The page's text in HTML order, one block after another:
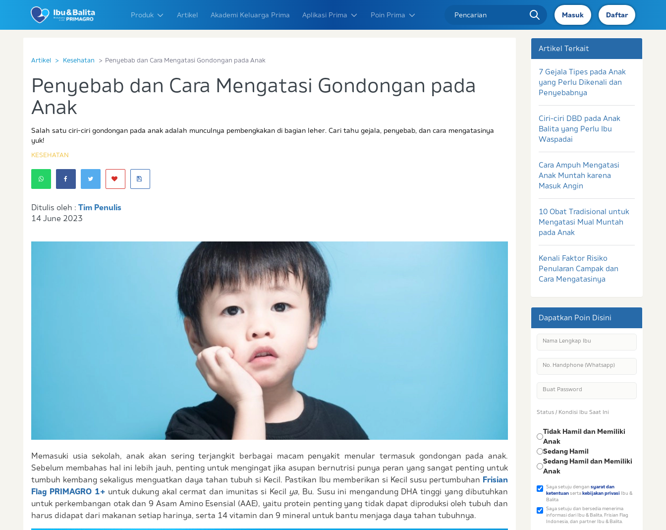
Produk Artikel Akademi Keluarga Prima Aplikasi Prima Poin Prima Masuk Daftar
Artikel Kesehatan Penyebab dan Cara Mengatasi Gondongan pada Anak
Penyebab dan Cara Mengatasi Gondongan pada
Anak
Salah satu ciri-ciri gondongan pada anak adalah munculnya pembengkakan di bagian leher. Cari tahu gejala, penyebab, dan cara mengatasinya
yuk!
KESEHATAN
Ditulis oleh : Tim Penulis
14 June 2023
Memasuki usia sekolah, anak akan sering terjangkit berbagai macam penyakit menular termasuk gondongan pada anak.
Sebelum membahas hal ini lebih jauh, penting untuk mengingat jika asupan bernutrisi punya peran yang sangat penting untuk
tumbuh kembang sekaligus menguatkan daya tahan tubuh si Kecil. Pastikan Ibu memberikan si Kecil susu pertumbuhan Frisian
Flag PRIMAGRO 1+ untuk dukung akal cermat dan imunitas si Kecil ya, Bu. Susu ini mengandung DHA tinggi yang dibutuhkan
untuk perkembangan otak dan 9 Asam Amino Esensial (AAE), yaitu protein penting yang tidak dapat diproduksi oleh tubuh dan
harus didapat dari makanan setiap harinya, serta 14 vitamin dan 9 mineral untuk bantu menjaga daya tahan tubuhnya.
Artikel Terkait
7 Gejala Tipes pada Anak
yang Perlu Dikenali dan
Penyebabnya
Ciri-ciri DBD pada Anak
Balita yang Perlu Ibu
Waspadai
Cara Ampuh Mengatasi
Anak Muntah karena
Masuk Angin
10 Obat Tradisional untuk
Mengatasi Mual Muntah
pada Anak
Kenali Faktor Risiko
Penularan Campak dan
Cara Mengatasinya
Dapatkan Poin Disini
Nama Lengkap Ibu
No. Handphone (Whatsapp)
Buat Password
Status / Kondisi Ibu Saat Ini
Tidak Hamil dan Memiliki
Anak
Sedang Hamil
Sedang Hamil dan Memiliki
Anak
Saya setuju dengan syarat dan
ketentuansertakebijakan privasi Ibu &
Balita
Saya setuju dan bersedia menerima
informasi dari Ibu & Balita, Frisian Flag
Indonesia, dan partner Ibu & Balita.